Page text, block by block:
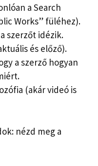
a Search
Works” füléhez).
szerzőt idézik.
és előző).
a szerző hogyan
(akár videó is
nézd meg a